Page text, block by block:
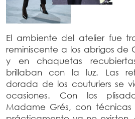
El ambiente del atelier fue
reminiscente a los abrigos de
y en chaquetas
brillaban con la luz. Las
dorada de los couturiers se
ocasiones. Con los
Madame Grés, con